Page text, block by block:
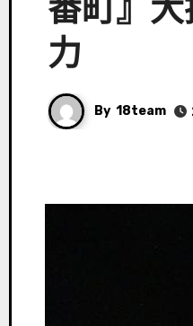
番町』
力
By 18team